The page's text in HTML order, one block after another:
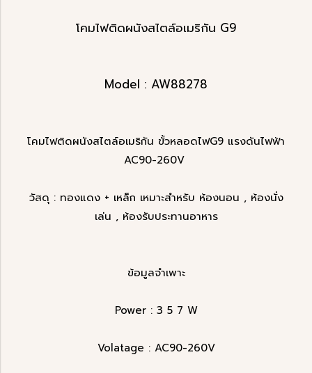
โคมไฟติดผนังสไตล์อเมริกัน G9
Model : AW88278
โคมไฟติดผนังสไตล์อเมริกัน ขั้วหลอดไฟG9 แรงดันไฟฟ้า
AC90-260V
วัสดุ : ทองแดง + เหล็ก เหมาะสำหรับ ห้องนอน , ห้องนั่ง
เล่น , ห้องรับประทานอาหาร
ข้อมูลจำเพาะ
Power : 3 5 7 W
Volatage : AC90-260V